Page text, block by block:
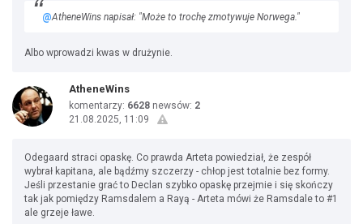
@AtheneWins napisał: "Może to trochę zmotywuje Norwega."
Albo wprowadzi kwas w drużynie.
AtheneWins
komentarzy: 6628 newsów: 2
21.08.2025, 11:09
Odegaard straci opaskę. Co prawda Arteta powiedział, że zespół
wybrał kapitana, ale bądźmy szczerzy - chłop jest totalnie bez formy.
Jeśli przestanie grać to Declan szybko opaskę przejmie i się skończy
tak jak pomiędzy Ramsdalem a Rayą - Arteta mówi że Ramsdale to #1
ale grzeje ławe.